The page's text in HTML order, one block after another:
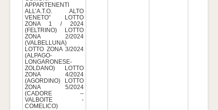
APPARTENENTI
ALL’A.T.O. ALTO
VENETO” LOTTO
ZONA 1 / 2024
(FELTRINO) LOTTO
ZONA 2/2024
(VALBELLUNA)
LOTTO ZONA 3/2024
(ALPAGO-
LONGARONESE-
ZOLDANO) LOTTO
ZONA 4/2024
(AGORDINO) LOTTO
ZONA 5/2024
(CADORE –
VALBOITE -
COMELICO)